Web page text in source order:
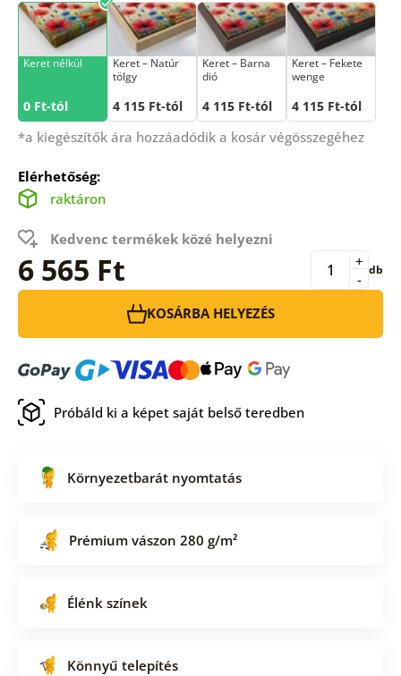
Keret nélkül
0 Ft-tól
Keret – Natúr
tölgy
4 115 Ft-tól
Keret – Barna
dió
4 115 Ft-tól
Keret – Fekete
wenge
4 115 Ft-tól
*a kiegészítők ára hozzáadódik a kosár végösszegéhez
Elérhetőség:
raktáron
Kedvenc termékek közé helyezni
6 565 Ft -
+ db
KOSÁRBA HELYEZÉS
Próbáld ki a képet saját belső teredben
Környezetbarát nyomtatás
Prémium vászon 280 g/m²
Élénk színek
Könnyű telepítés